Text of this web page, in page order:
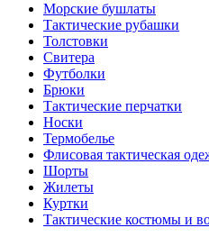
Морские бушлаты
Тактические рубашки
Толстовки
Свитера
Футболки
Брюки
Тактические перчатки
Носки
Термобелье
Флисовая тактическая
Шорты
Жилеты
Куртки
Тактические костюмы и